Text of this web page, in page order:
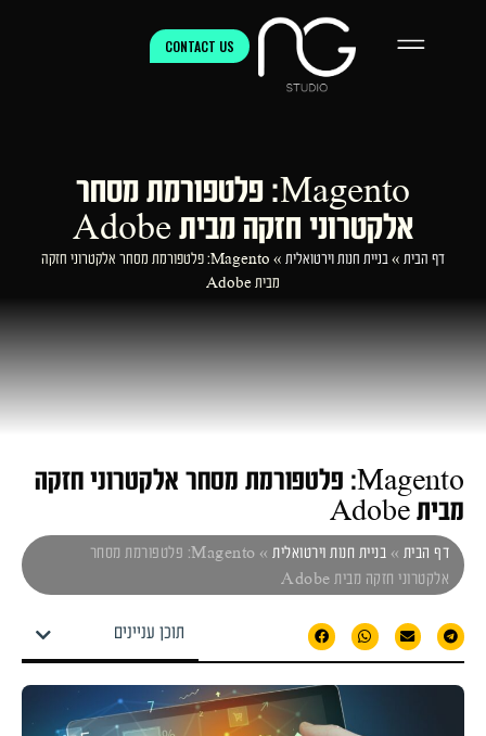
CONTACT US
Magento: פלטפורמת מסחר
אלקטרוני חזקה מבית Adobe
דף הבית » בניית חנות וירטואלית »
Magento: פלטפורמת מסחר אלקטרוני חזקה
מבית Adobe
Magento: פלטפורמת מסחר אלקטרוני חזקה
מבית Adobe
דף הבית » בניית חנות וירטואלית »
Magento: פלטפורמת מסחר
אלקטרוני חזקה מבית Adobe
תוכן עניינים